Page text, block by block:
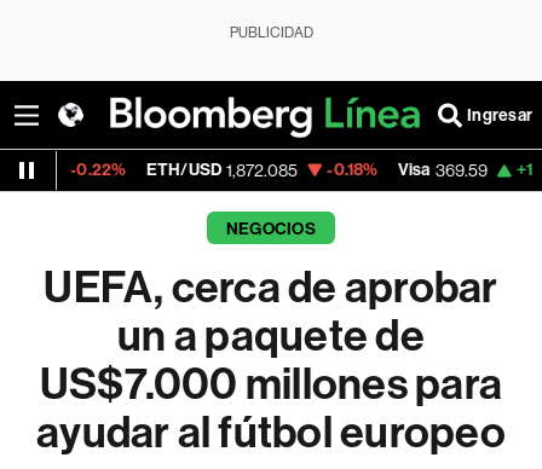
PUBLICIDAD
Ingresar
ETH/USD 1,872.085 -0.18% Visa 369.59 +1.07%
NEGOCIOS
UEFA, cerca de aprobar
un a paquete de
US$7.000 millones para
ayudar al fútbol europeo